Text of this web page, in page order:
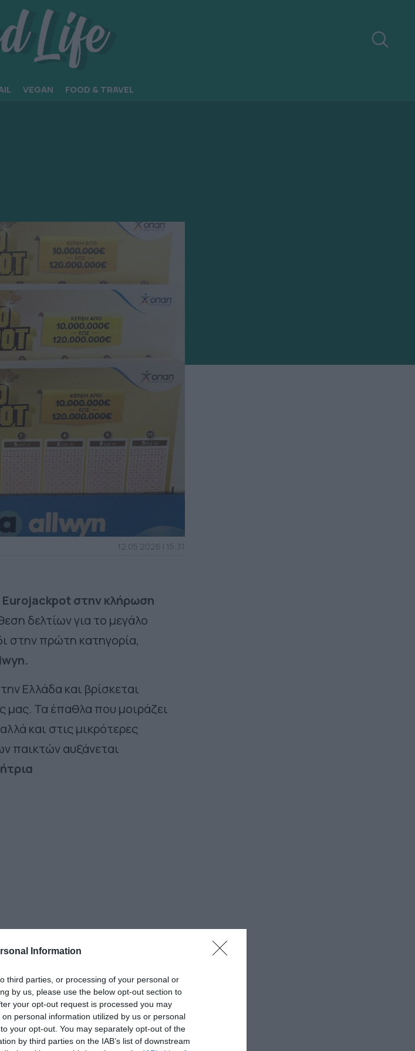
Information
third parties, or processing of your personal or
by us, please use the below opt-out section to
your opt-out request is processed you may
personal information utilized by us or personal
your opt-out. You may separately opt-out of the
by third parties on the IAB’s list of downstream
VEGAN FOOD & TRAVEL
12.05.2026 | 15:31
Eurojackpotστην κλήρωση
δελτίων για το μεγάλο
στην πρώτη κατηγορία,
.
Ελλάδα και βρίσκεται
μας. Τα έπαθλα που μοιράζει
και στις μικρότερες
παικτών αυξάνεται